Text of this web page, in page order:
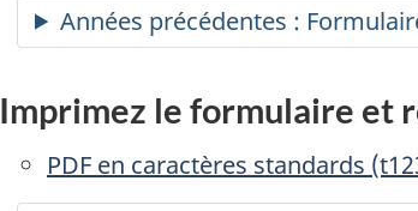
Années précédentes :
Imprimez le formulaire et
PDF en caractères standards